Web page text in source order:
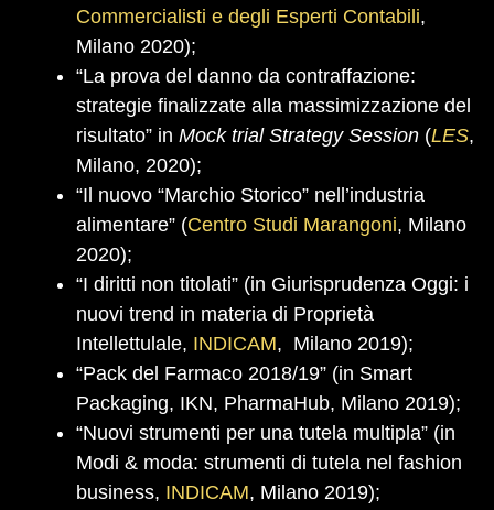
Commercialisti e degli Esperti Contabili,
Milano 2020);
“La prova del danno da contraffazione:
strategie finalizzate alla massimizzazione del
risultato” in Mock trial Strategy Session (LES,
Milano, 2020);
“Il nuovo “Marchio Storico” nell’industria
alimentare” (Centro Studi Marangoni, Milano
2020);
“I diritti non titolati” (in Giurisprudenza Oggi: i
nuovi trend in materia di Proprietà
Intellettulale, INDICAM, Milano 2019);
“Pack del Farmaco 2018/19” (in Smart
Packaging, IKN, PharmaHub, Milano 2019);
“Nuovi strumenti per una tutela multipla” (in
Modi & moda: strumenti di tutela nel fashion
business, INDICAM, Milano 2019);